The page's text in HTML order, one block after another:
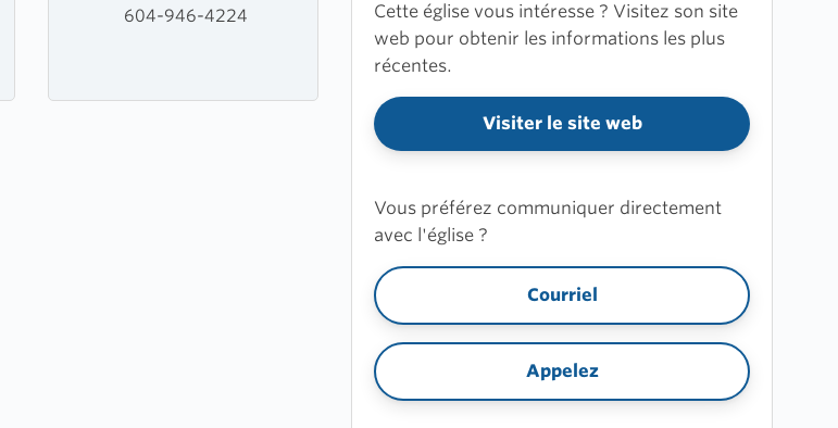
604-946-4224
Cette église vous intéresse ? Visitez son site
web pour obtenir les informations les plus
récentes.
Visiter le site web
Vous préférez communiquer directement
avec l'église ?
Courriel
Appelez